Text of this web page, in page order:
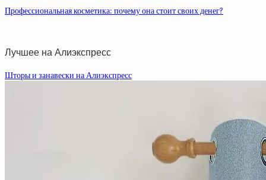
Профессиональная косметика: почему она стоит своих денег?
Лучшее на Алиэкспресс
Шторы и занавески на Алиэкспресс